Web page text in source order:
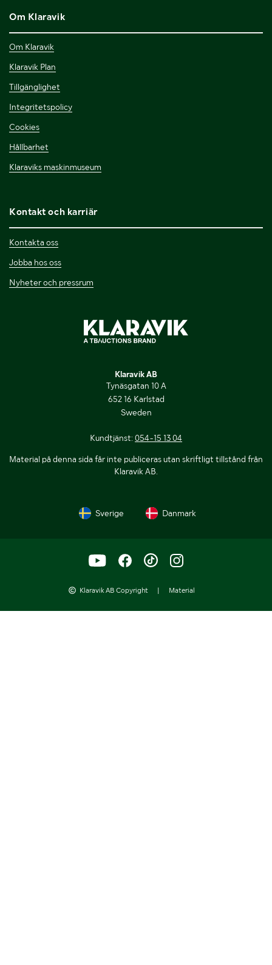
Om Klaravik
Om Klaravik
Klaravik Plan
Tillgänglighet
Integritetspolicy
Cookies
Hållbarhet
Klaraviks maskinmuseum
Kontakt och karriär
Kontakta oss
Jobba hos oss
Nyheter och pressrum
Klaravik AB
Tynäsgatan 10 A
652 16 Karlstad
Sweden
Kundtjänst: 054-15 13 04
Material på denna sida får inte publiceras utan skriftligt tillstånd från
Klaravik AB.
Sverige Danmark
Klaravik AB Copyright | Material